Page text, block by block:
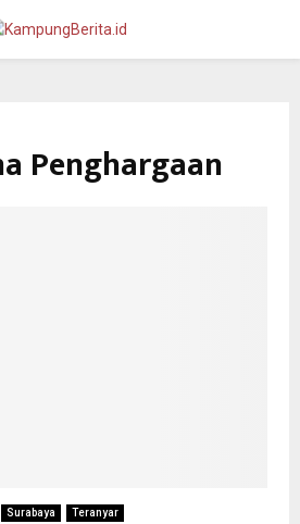
Penghargaan
Surabaya Teranyar